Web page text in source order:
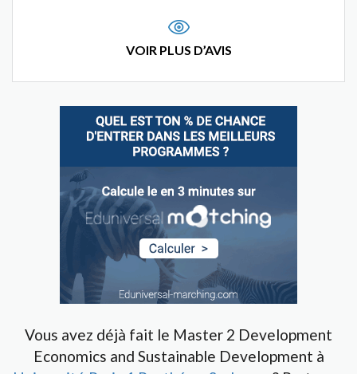
VOIR PLUS D’AVIS
Vous avez déjà fait le Master 2 Development
Economics and Sustainable Development à